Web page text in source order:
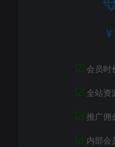
☑ 会员时
☑ 全站资
☑ 推广佣
☑ 内部会